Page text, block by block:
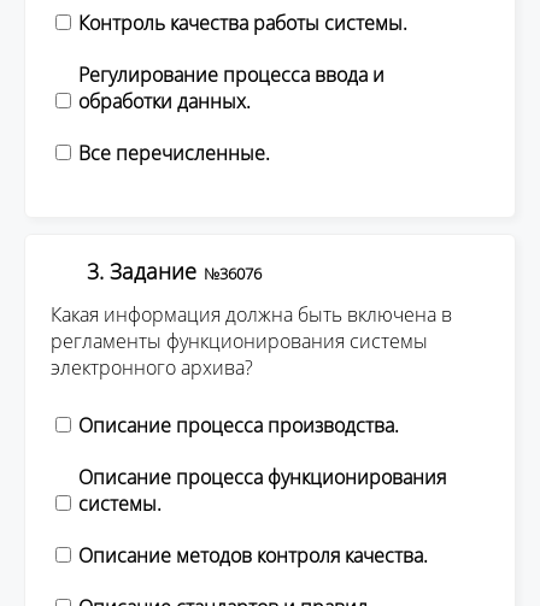
Контроль качества работы системы.
Регулирование процесса ввода и
обработки данных.
Все перечисленные.
3. Задание №36076
Какая информация должна быть включена в
регламенты функционирования системы
электронного архива?
Описание процесса производства.
Описание процесса функционирования
системы.
Описание методов контроля качества.